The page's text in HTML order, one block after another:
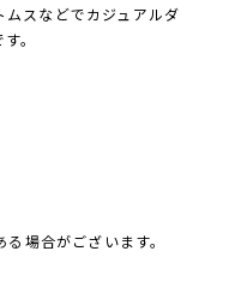
スなどでカジュアルダ
。
場合がございます。